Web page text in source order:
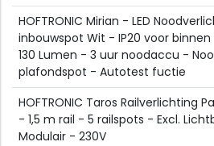
HOFTRONIC Mirian - LED
inbouwspot Wit - IP20 voor binnen
130 Lumen - 3 uur noodaccu -
plafondspot - Autotest fuctie
HOFTRONIC Taros Railverlichting
- 1,5 m rail - 5 railspots - Excl.
Modulair - 230V